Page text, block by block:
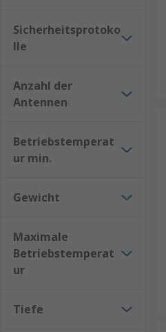
Sicherheitsprotoko
lle
Anzahl der
Antennen
Betriebstemperat
ur min.
Gewicht
Maximale
Betriebstemperat
ur
Tiefe